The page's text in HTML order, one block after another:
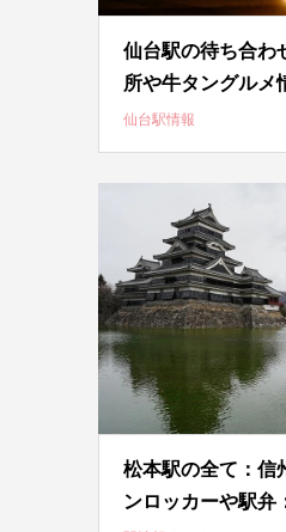
仙台駅の待ち合わ
所や牛タングルメ
仙台駅情報
松本駅の全て：信
ンロッカーや駅弁